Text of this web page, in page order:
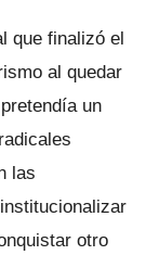
que finalizó el
al quedar
un
las
otro